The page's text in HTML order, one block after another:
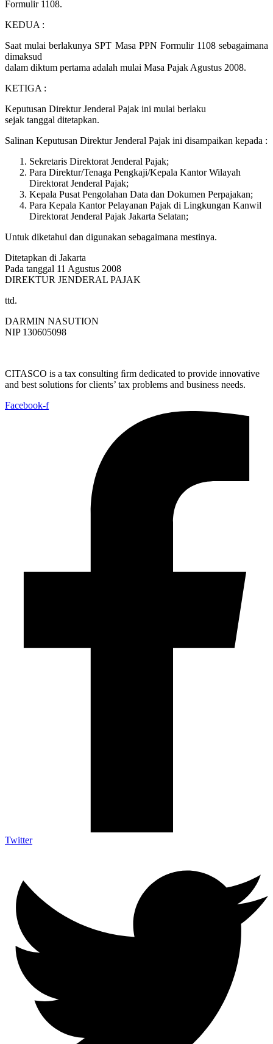
Formulir 1108.
KEDUA :
Saat mulai berlakunya SPT Masa PPN Formulir 1108 sebagaimana
dimaksud
dalam diktum pertama adalah mulai Masa Pajak Agustus 2008.
KETIGA :
Keputusan Direktur Jenderal Pajak ini mulai berlaku
sejak tanggal ditetapkan.
Salinan Keputusan Direktur Jenderal Pajak ini disampaikan kepada :
Sekretaris Direktorat Jenderal Pajak;
Para Direktur/Tenaga Pengkaji/Kepala Kantor Wilayah
Direktorat Jenderal Pajak;
Kepala Pusat Pengolahan Data dan Dokumen Perpajakan;
Para Kepala Kantor Pelayanan Pajak di Lingkungan Kanwil
Direktorat Jenderal Pajak Jakarta Selatan;
Untuk diketahui dan digunakan sebagaimana mestinya.
Ditetapkan di Jakarta
Pada tanggal 11 Agustus 2008
DIREKTUR JENDERAL PAJAK
ttd.
DARMIN NASUTION
NIP 130605098
CITASCO is a tax consulting ﬁrm dedicated to provide innovative
and best solutions for clients’ tax problems and business needs.
Facebook-f
Twitter